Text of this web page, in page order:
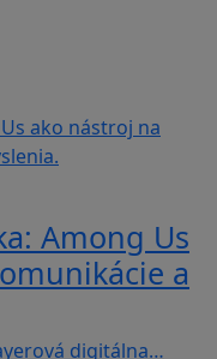
Among Us
a
digitálna…